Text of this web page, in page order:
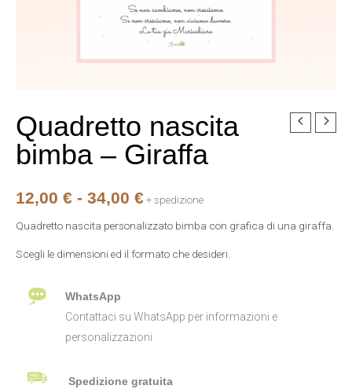
Quadretto nascita
bimba – Giraffa
12,00 € - 34,00 €
Fascia
di
+ spedizione
Quadretto nascita personalizzato bimba con grafica di una giraffa.
Scegli le dimensioni ed il formato che desideri.
WhatsApp
Contattaci su WhatsApp per informazioni e
personalizzazioni
Spedizione gratuita
Quadretto
nascita
bimba
Giraffa
quantità